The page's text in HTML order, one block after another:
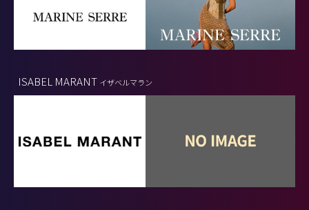
ISABEL MARANT イザベルマラン